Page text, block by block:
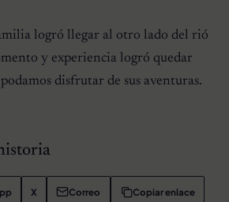
logró llegar al otro lado del rió
y experiencia logró quedar
disfrutar de sus aventuras.
X Correo Copiar enlace